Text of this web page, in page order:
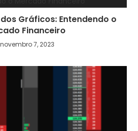
Gráficos: Entendendo o
Financeiro
novembro 7, 2023